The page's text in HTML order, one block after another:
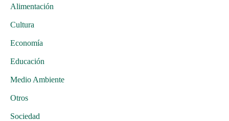
Alimentación
Cultura
Economía
Educación
Medio Ambiente
Otros
Sociedad